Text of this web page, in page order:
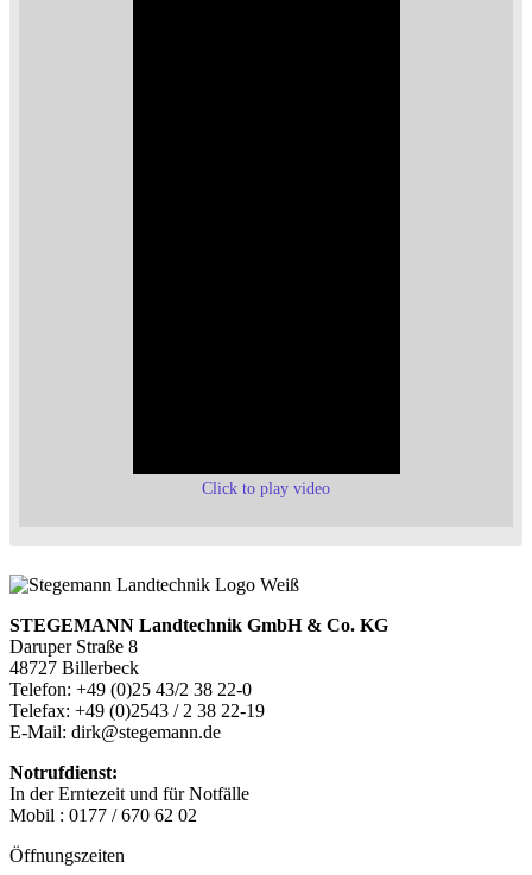
Click to play video
STEGEMANN Landtechnik GmbH & Co. KG
Daruper Straße 8
48727 Billerbeck
Telefon: +49 (0)25 43/2 38 22-0
Telefax: +49 (0)2543 / 2 38 22-19
E-Mail: dirk@stegemann.de
Notrufdienst:
In der Erntezeit und für Notfälle
Mobil : 0177 / 670 62 02
Öffnungszeiten